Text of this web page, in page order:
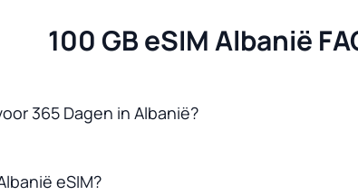
100 GB eSIM Albanië
365 Dagen in Albanië?
eSIM?